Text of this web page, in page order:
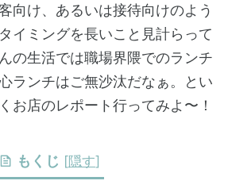
向け、あるいは接待向けのよう
イミングを長いこと見計らって
の生活では職場界隈でのランチ
ランチはご無沙汰だなぁ。とい
お店のレポート行ってみよ〜！
もくじ [隠す]